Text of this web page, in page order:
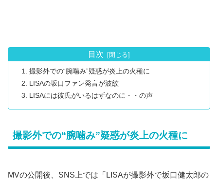
目次
撮影外での“腕噛み”疑惑が炎上の火種に
LISAの坂口ファン発言が波紋
LISAには彼氏がいるはずなのに・・の声
撮影外での“腕噛み”疑惑が炎上の火種に
MVの公開後、SNS上では「LISAが撮影外で坂口健太郎の